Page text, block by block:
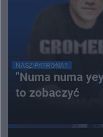
NASZ PATRONAT
"Numa numa
to zobaczyć